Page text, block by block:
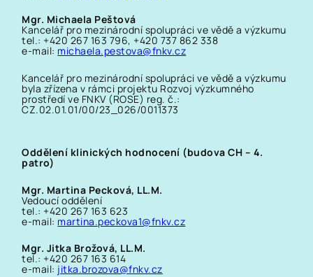
Mgr. Michaela Peštová
Kancelář pro mezinárodní spolupráci ve vědě a výzkumu
tel.: +420 267 163 796, +420 737 862 338
e-mail: michaela.pestova@fnkv.cz
Kancelář pro mezinárodní spolupráci ve vědě a výzkumu
byla zřízena v rámci projektu Rozvoj výzkumného
prostředí ve FNKV (ROSE) reg. č.:
CZ.02.01.01/00/23_026/0011373
Oddělení klinických hodnocení (budova CH – 4.
patro)
Mgr. Martina Pecková, LL.M.
Vedoucí oddělení
tel.: +420 267 163 623
e-mail: martina.peckova1@fnkv.cz
Mgr. Jitka Brožová, LL.M.
tel.: +420 267 163 614
e-mail: jitka.brozova@fnkv.cz